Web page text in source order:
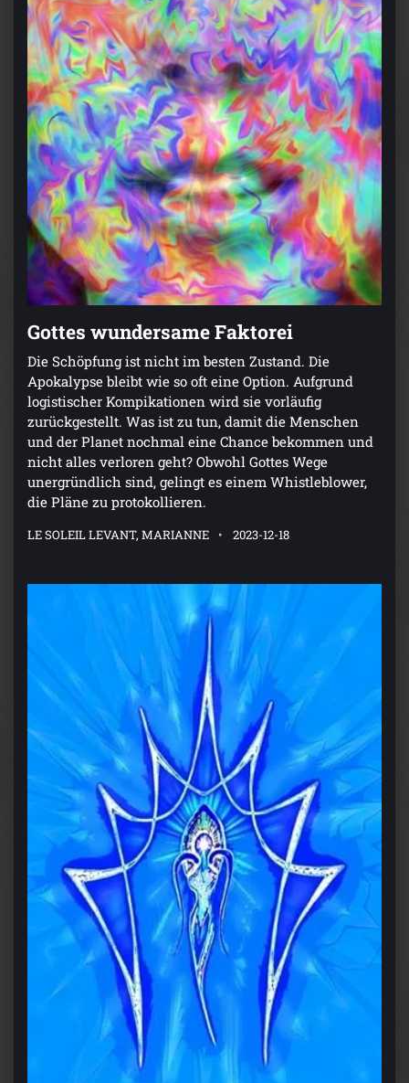
Gottes wundersame Faktorei
Die Schöpfung ist nicht im besten Zustand. Die
Apokalypse bleibt wie so oft eine Option. Aufgrund
logistischer Kompikationen wird sie vorläufig
zurückgestellt. Was ist zu tun, damit die Menschen
und der Planet nochmal eine Chance bekommen und
nicht alles verloren geht? Obwohl Gottes Wege
unergründlich sind, gelingt es einem Whistleblower,
die Pläne zu protokollieren.
LE SOLEIL LEVANT, MARIANNE 2023-12-18